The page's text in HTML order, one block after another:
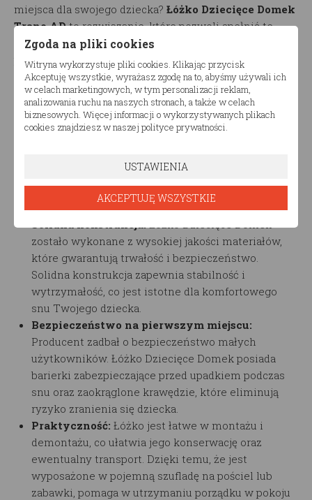
miejsca dla swojego dziecka? Łóżko Dziecięce Domek
Trano ADto rozwiązanie, które pozwoli spełnić te
marzenia! To niezwykłe i urocze łóżko, które
przeniesie Twoje dziecko do krainy wyobraźni i
zabawy.
Główne cechy produktu:
miejsce do spania, ale również przestrzeń do
zabawy, snucia opowieści i spełniania dziecięcych
marzeń.
Solidna konstrukcja: Łóżko Dziecięce Domek
zostało wykonane z wysokiej jakości materiałów,
które gwarantują trwałość i bezpieczeństwo.
Solidna konstrukcja zapewnia stabilność i
wytrzymałość, co jest istotne dla komfortowego
snu Twojego dziecka.
Bezpieczeństwo na pierwszym miejscu:
Producent zadbał o bezpieczeństwo małych
użytkowników. Łóżko Dziecięce Domek posiada
barierki zabezpieczające przed upadkiem podczas
snu oraz zaokrąglone krawędzie, które eliminują
ryzyko zranienia się dziecka.
Praktyczność: Łóżko jest łatwe w montażu i
demontażu, co ułatwia jego konserwację oraz
ewentualny transport. Dzięki temu, że jest
wyposażone w pojemną szufladę na pościel lub
zabawki, pomaga w utrzymaniu porządku w pokoju
Zgoda na pliki cookies
Witryna wykorzystuje pliki cookies. Klikając przycisk
Akceptuję wszystkie, wyrażasz zgodę na to, abyśmy używali ich
w celach marketingowych, w tym personalizacji reklam,
analizowania ruchu na naszych stronach, a także w celach
biznesowych. Więcej informacji o wykorzystywanych plikach
cookies znajdziesz w naszej polityce prywatności.
USTAWIENIA
AKCEPTUJĘ WSZYSTKIE